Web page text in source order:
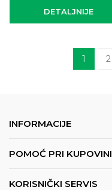
DETALJNIJE
1 2
INFORMACIJE
POMOĆ PRI KUPOVINI
KORISNIČKI SERVIS